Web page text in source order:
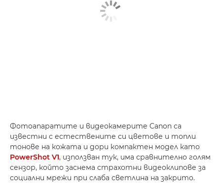
Фотоапаратите и видеокамерите Canon са
известни с естествените си цветове и топли
тонове на кожата и дори компактен модел като
PowerShot V1, използван тук, има сравнително голям
сензор, който заснема страхотни видеоклипове за
социални мрежи при слаба светлина на закрито.